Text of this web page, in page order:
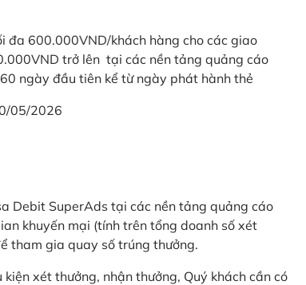
600.000VND/khách hàng cho các giao
trở lên tại các nền tảng quảng cáo
ngày đầu tiên kể từ ngày phát hành thẻ
05/2026
Debit SuperAds tại các nền tảng quảng cáo
khuyến mại (tính trên tổng doanh số xét
tham gia quay số trúng thưởng.
xét thưởng, nhận thưởng, Quý khách cần có